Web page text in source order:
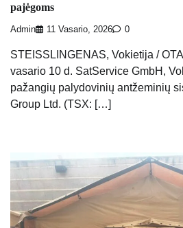
pajėgoms
Admin 11 Vasario, 2026 0
STEISSLINGENAS, Vokietija /
vasario 10 d. SatService GmbH,
pažangių palydovinių antžeminių
Group Ltd. (TSX: […]